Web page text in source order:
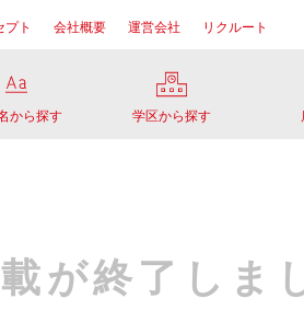
プト 会社概要 運営会社 リクルート
から探す 学区から探す
が終了しま